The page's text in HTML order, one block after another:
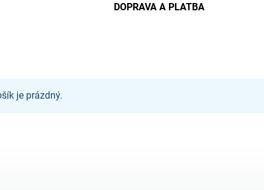
DOPRAVA A PLATBA
je prázdný.